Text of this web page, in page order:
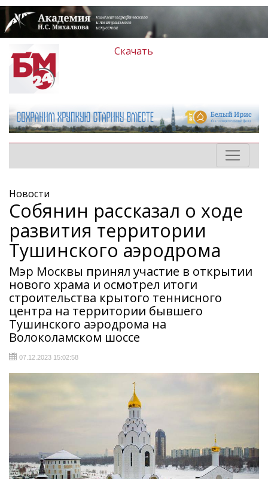
Скачать
Новости
Собянин рассказал о ходе
развития территории
Тушинского аэродрома
Мэр Москвы принял участие в открытии
нового храма и осмотрел итоги
строительства крытого теннисного
центра на территории бывшего
Тушинского аэродрома на
Волоколамском шоссе
07.12.2023 15:02:58